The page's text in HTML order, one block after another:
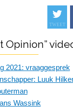
Opinion”
2021: vraaggesprek
Luuk
Wassink